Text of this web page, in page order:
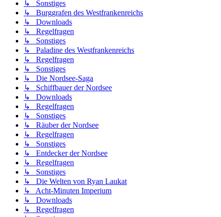
↳ Sonstiges
↳ Burggrafen des Westfrankenreichs
↳ Downloads
↳ Regelfragen
↳ Sonstiges
↳ Paladine des Westfrankenreichs
↳ Regelfragen
↳ Sonstiges
↳ Die Nordsee-Saga
↳ Schiffbauer der Nordsee
↳ Downloads
↳ Regelfragen
↳ Sonstiges
↳ Räuber der Nordsee
↳ Regelfragen
↳ Sonstiges
↳ Entdecker der Nordsee
↳ Regelfragen
↳ Sonstiges
↳ Die Welten von Ryan Laukat
↳ Acht-Minuten Imperium
↳ Downloads
↳ Regelfragen